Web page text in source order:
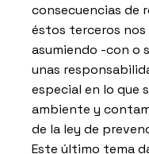
consecuencias de
éstos terceros nos
asumiendo -con o
unas
especial en lo que
ambiente y
de la ley de
Este último tema